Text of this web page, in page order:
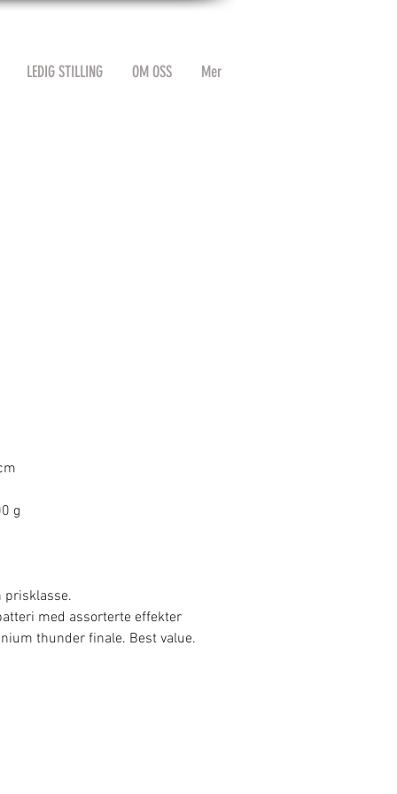
LEDIG STILLING OM OSS Mer
g
prisklasse.
med assorterte effekter
thunder finale. Best value.